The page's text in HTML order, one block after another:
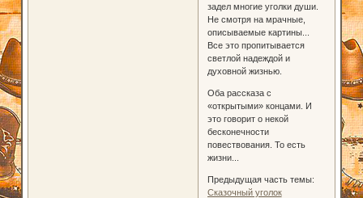
задел многие уголки души.
Не смотря на мрачные,
описываемые картины...
Все это пропитывается
светлой надеждой и
духовной жизнью.
Оба рассказа с
«открытыми» концами. И
это говорит о некой
бесконечности
повествования. То есть
жизни...
Предыдущая часть темы:
Сказочный уголок